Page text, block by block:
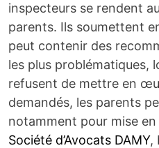
inspecteurs se rendent
parents. Ils soumettent
peut contenir des
les plus problématiques,
refusent de mettre en
demandés, les parents
notamment pour mise
Société d’Avocats DAMY,